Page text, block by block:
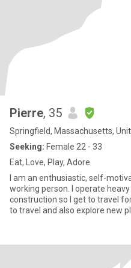
Pierre, 35
Springfield, Massachusetts,
Seeking: Female 22 - 33
Eat, Love, Play, Adore
I am an enthusiastic, self-
working person. I operate
construction so I get to travel
to travel and also explore new